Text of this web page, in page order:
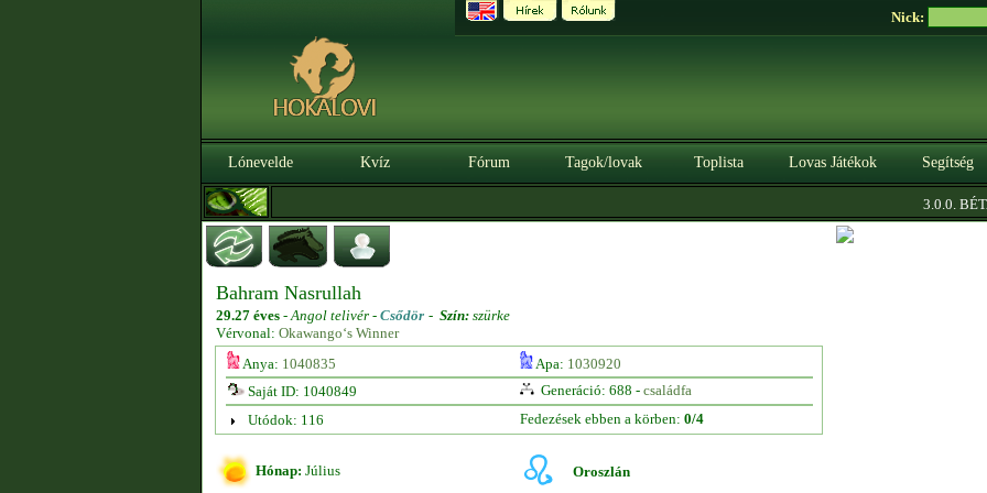
Nick:
Lónevelde Kvíz Fórum Tagok/lovak Toplista Lovas Játékok Segítség
3.0.0. BÉTA|
Bahram Nasrullah
29.27 éves -Angol telivér - Csődör - Szín: szürke
Vérvonal: Okawango‘s Winner
Anya: 1040835 Apa: 1030920
Saját ID: 1040849
Generáció: 688 - családfa
Utódok: 116
Fedezések ebben a körben: 0/4
Hónap: Július Oroszlán